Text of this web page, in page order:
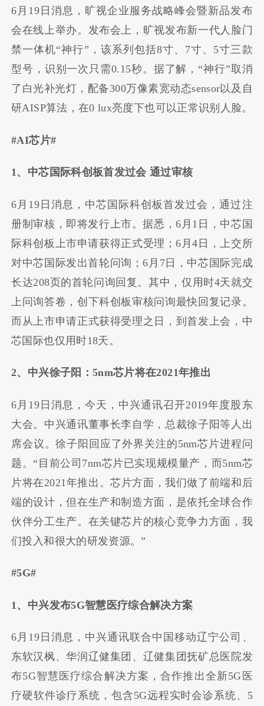
6月19日消息，旷视企业服务战略峰会暨新品发布
会在线上举办。发布会上，旷视发布新一代人脸门
禁一体机“神行”，该系列包括8寸、7寸、5寸三款
型号，识别一次只需0.15秒。据了解，“神行”取消
了白光补光灯，配备300万像素宽动态sensor以及自
研AISP算法，在0 lux亮度下也可以正常识别人脸。
#AI芯片#
1、中芯国际科创板首发过会 通过审核
6月19日消息，中芯国际科创板首发过会，通过注
册制审核，即将发行上市。据悉，6月1日，中芯国
际科创板上市申请获得正式受理；6月4日，上交所
对中芯国际发出首轮问询；6月7日，中芯国际完成
长达208页的首轮问询回复。其中，仅用时4天就交
上问询答卷，创下科创板审核问询最快回复记录。
而从上市申请正式获得受理之日，到首发上会，中
芯国际也仅用时18天。
2、中兴徐子阳：5nm芯片将在2021年推出
6月19日消息，今天，中兴通讯召开2019年度股东
大会。中兴通讯董事长李自学，总裁徐子阳等人出
席会议。徐子阳回应了外界关注的5nm芯片进程问
题。“目前公司7nm芯片已实现规模量产，而5nm芯
片将在2021年推出。芯片方面，我们做了前端和后
端的设计，但在生产和制造方面，是依托全球合作
伙伴分工生产。在关键芯片的核心竞争力方面，我
们投入和很大的研发资源。”
#5G#
1、中兴发布5G智慧医疗综合解决方案
6月19日消息，中兴通讯联合中国移动辽宁公司、
东软汉枫、华润辽健集团、辽健集团抚矿总医院发
布5G智慧医疗综合解决方案，合作推出全新5G医
疗硬软件诊疗系统，包含5G远程实时会诊系统、5